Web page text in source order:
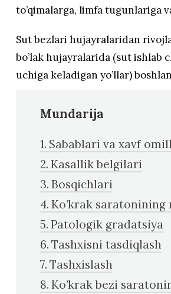
to’qimalarga, limfa tugunlariga
Sut bezlari hujayralaridan
bo’lak hujayralarida (sut ishlab
uchiga keladigan yo’llar)
Mundarija
Sabablari va xavf
Kasallik belgilari
Bosqichlari
Ko’krak
Patologik gradatsiya
Tashxisni tasdiqlash
Tashxislash
Ko’krak bezi